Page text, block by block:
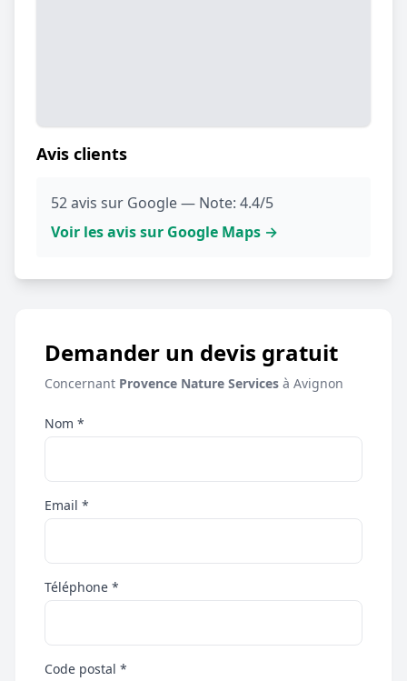
Avis clients
52 avis sur Google — Note: 4.4/5
Voir les avis sur Google Maps →
Demander un devis gratuit
Concernant Provence Nature Services à Avignon
Nom *
Email *
Téléphone *
Code postal *